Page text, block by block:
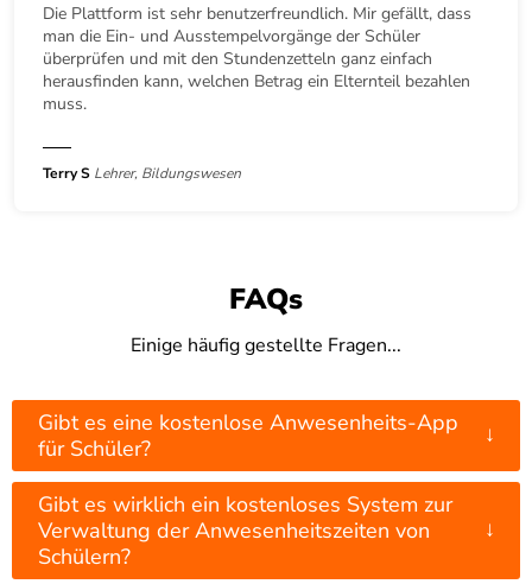
Die Plattform ist sehr benutzerfreundlich. Mir gefällt, dass
man die Ein- und Ausstempelvorgänge der Schüler
überprüfen und mit den Stundenzetteln ganz einfach
herausfinden kann, welchen Betrag ein Elternteil bezahlen
muss.
Terry S Lehrer, Bildungswesen
FAQs
Einige häufig gestellte Fragen...
Gibt es eine kostenlose Anwesenheits-App
für Schüler?
↓
Gibt es wirklich ein kostenloses System zur
Verwaltung der Anwesenheitszeiten von
Schülern?
↓